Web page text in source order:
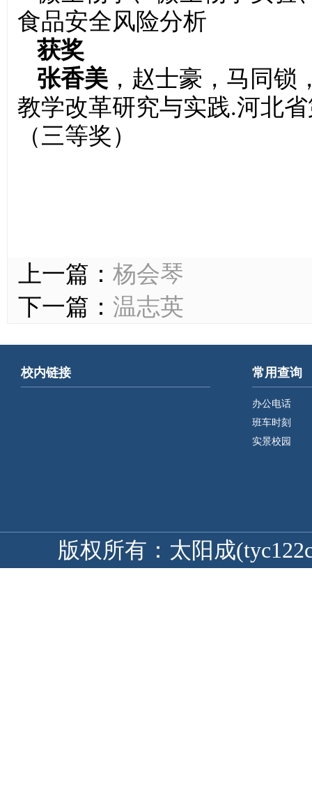
食品安全风险分析
获奖
张香美 ，赵士豪，马同
教学改革研究与实践.河北
（三等奖）
上一篇： 杨会琴
下一篇： 温志英
校内链接 常用查询
办公电话
班车时刻
实景校园
版权所有：太阳成